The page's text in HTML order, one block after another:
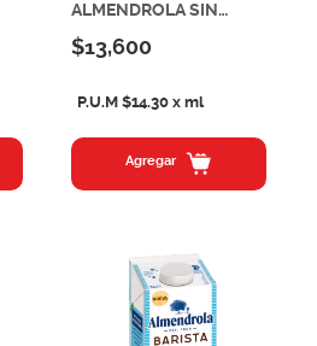
P.U.M $14.30 x ml
Agregar